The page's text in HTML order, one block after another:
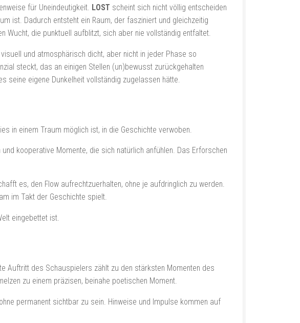
für Uneindeutigkeit. LOST scheint sich nicht völlig entscheiden
ist. Dadurch entsteht ein Raum, der fasziniert und gleichzeitig
Wucht, die punktuell aufblitzt, sich aber nie vollständig entfaltet.
und atmosphärisch dicht, aber nicht in jeder Phase so
steckt, das an einigen Stellen (un)bewusst zurückgehalten
seine eigene Dunkelheit vollständig zugelassen hätte.
in einem Traum möglich ist, in die Geschichte verwoben.
kooperative Momente, die sich natürlich anfühlen. Das Erforschen
es, den Flow aufrechtzuerhalten, ohne je aufdringlich zu werden.
im Takt der Geschichte spielt.
eingebettet ist.
Auftritt des Schauspielers zählt zu den stärksten Momenten des
zu einem präzisen, beinahe poetischen Moment.
permanent sichtbar zu sein. Hinweise und Impulse kommen auf